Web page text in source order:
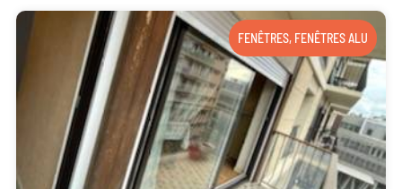
FENÊTRES, FENÊTRES ALU